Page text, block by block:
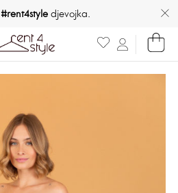
#rent4styledjevojka.